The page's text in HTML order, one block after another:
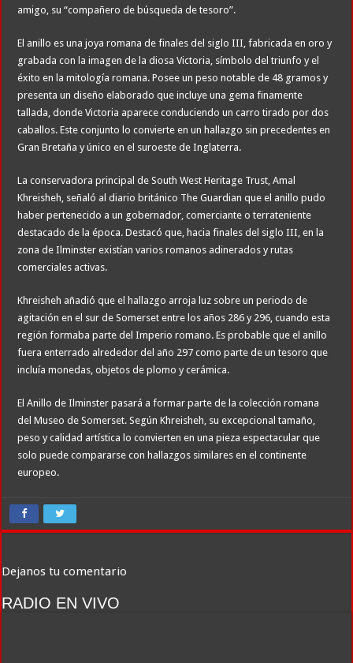
amigo, su “compañero de búsqueda de tesoro”.
El anillo es una joya romana de finales del siglo III, fabricada en oro y
grabada con la imagen de la diosa Victoria, símbolo del triunfo y el
éxito en la mitología romana. Posee un peso notable de 48 gramos y
presenta un diseño elaborado que incluye una gema finamente
tallada, donde Victoria aparece conduciendo un carro tirado por dos
caballos. Este conjunto lo convierte en un hallazgo sin precedentes en
Gran Bretaña y único en el suroeste de Inglaterra.
La conservadora principal de South West Heritage Trust, Amal
Khreisheh, señaló al diario británico The Guardian que el anillo pudo
haber pertenecido a un gobernador, comerciante o terrateniente
destacado de la época. Destacó que, hacia finales del siglo III, en la
zona de Ilminster existían varios romanos adinerados y rutas
comerciales activas.
Khreisheh añadió que el hallazgo arroja luz sobre un periodo de
agitación en el sur de Somerset entre los años 286 y 296, cuando esta
región formaba parte del Imperio romano. Es probable que el anillo
fuera enterrado alrededor del año 297 como parte de un tesoro que
incluía monedas, objetos de plomo y cerámica.
El Anillo de Ilminster pasará a formar parte de la colección romana
del Museo de Somerset. Según Khreisheh, su excepcional tamaño,
peso y calidad artística lo convierten en una pieza espectacular que
solo puede compararse con hallazgos similares en el continente
europeo.
Dejanos tu comentario
RADIO EN VIVO